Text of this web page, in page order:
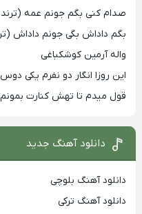
صدام کنی بگم جونم عمه (ترند
بگم داداش بگی جونم داداش
واله آرمین کوشکباغی
این روزا انگار دو نفرم یکی
قول میدم تا تهش کنارت
دانلود آهنگ جدید
دانلود آهنگ بلوچی
دانلود آهنگ ترکی